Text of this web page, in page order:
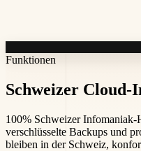
Funktionen
Schweizer Cloud-
100% Schweizer
verschlüsselte Backups und
bleiben in der Schweiz,